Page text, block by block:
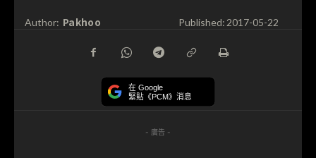
Author: Pakhoo Published:2017-05-22
在 Google
緊貼《PCM》消息
- 廣告 -